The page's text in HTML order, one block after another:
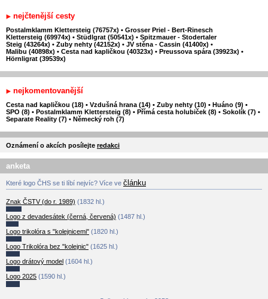
nejčtenější cesty
Postalmklamm Klettersteig (76757x) • Grosser Priel - Bert-Rinesch
Klettersteig (69974x) • Stüdlgrat (50541x) • Spitzmauer - Stodertaler
Steig (43264x) • Zuby nehty (42152x) • JV stěna - Cassin (41400x) •
Malibu (40898x) • Cesta nad kapličkou (40323x) • Preussova spára (39923x) •
Hörnligrat (39539x)
nejkomentovanější
Cesta nad kapličkou (18) • Vzdušná hrana (14) • Zuby nehty (10) • Huáno (9) •
SPO (8) • Postalmklamm Klettersteig (8) • Přímá cesta holubiček (8) • Sokolík (7) •
Separate Reality (7) • Německý roh (7)
Oznámení o akcích posílejte redakci
anketa
Které logo ČHS se ti líbí nejvíc? Více ve článku
Znak ČSTV (do r. 1989) (1832 hl.)
Logo z devadesátek (černá, červená) (1487 hl.)
Logo trikolóra s "kolejnicemi" (1820 hl.)
Logo Trikolóra bez "kolejnic" (1625 hl.)
Logo drátový model (1604 hl.)
Logo 2025 (1590 hl.)